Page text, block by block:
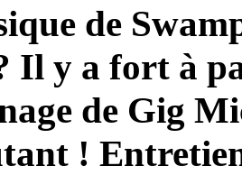
de
Il y a fort à
de Gig
!